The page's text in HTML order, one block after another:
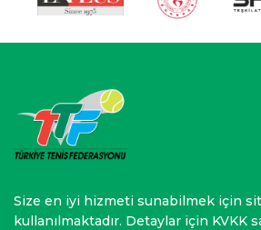
Size en iyi hizmeti sunabilmek için
kullanılmaktadır. Detaylar için KVKK